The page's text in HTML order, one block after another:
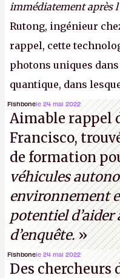
immédiatement après
Rutong, ingénieur
rappel, cette
photons uniques
quantique, dans
garantir une sécurité
parties distantes.
normal, ça fait
(Crédit photo : China
Fishbonele 24 mai 2022
Aimable rappel
Francisco,
de formation
véhicules
environnement
potentiel d’aider
d’enquête.»
Fishbonele 24 mai 2022
Des chercheurs